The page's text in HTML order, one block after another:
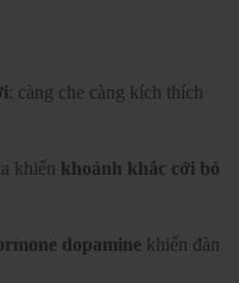
: càng che càng kích thích
khiến khoảnh khắc cởi bỏ
dopamine khiến đàn